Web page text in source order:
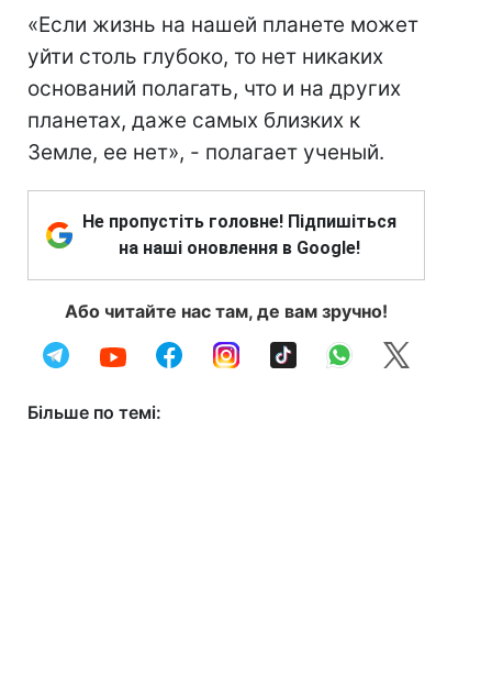
«Если жизнь на нашей планете может
уйти столь глубоко, то нет никаких
оснований полагать, что и на других
планетах, даже самых близких к
Земле, ее нет», - полагает ученый.
Не пропустіть головне! Підпишіться
на наші оновлення в Google!
Або читайте нас там, де вам зручно!
Більше по темі: